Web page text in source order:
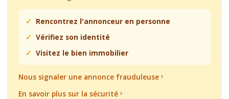
Rencontrez l'annonceur en personne
Vérifiez son identité
Visitez le bien immobilier
Nous signaler une annonce frauduleuse
En savoir plus sur la sécurité